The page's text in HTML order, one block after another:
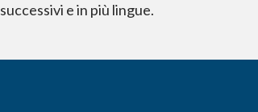
successivi e in più lingue.